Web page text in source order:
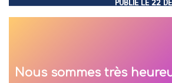
PUBLIÉ LE 22
Nous sommes très